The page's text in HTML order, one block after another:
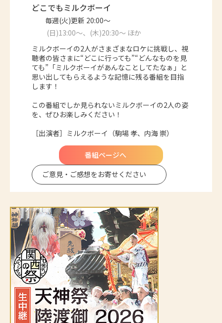
どこでもミルクボーイ
毎週(火)更新 20:00～
(日)13:00～、(木)20:30～ ほか
ミルクボーイの2人がさまざまなロケに挑戦し、視
聴者の皆さまに“どこに行っても”“どんなものを見
ても”「ミルクボーイがあんなことしてたなぁ」と
思い出してもらえるような記憶に残る番組を目指
します！
この番組でしか見られないミルクボーイの2人の姿
を、ぜひお楽しみください！
［出演者］ミルクボーイ（駒場 孝、内海 崇）
番組ページへ
ご意見・ご感想をお寄せください